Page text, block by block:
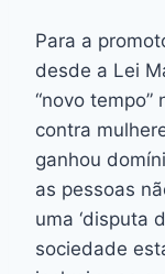
Para a
desde a Lei
“novo tempo”
contra
ganhou
as pessoas
uma ‘disputa
sociedade